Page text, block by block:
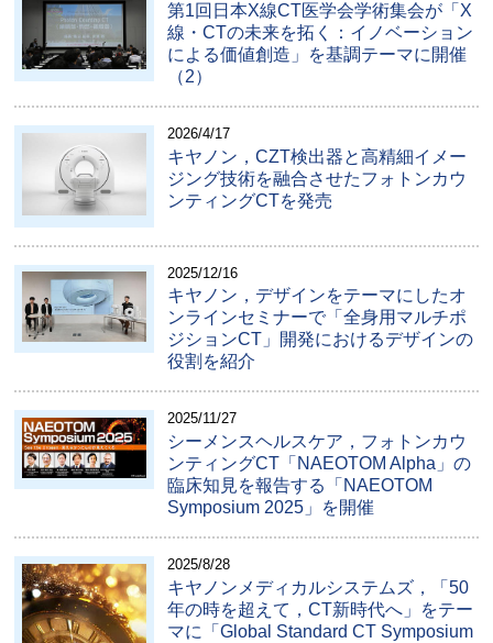
第1回日本X線CT医学会学術集会が「X
線・CTの未来を拓く：イノベーション
による価値創造」を基調テーマに開催
（2）
2026/4/17
キヤノン，CZT検出器と高精細イメー
ジング技術を融合させたフォトンカウ
ンティングCTを発売
2025/12/16
キヤノン，デザインをテーマにしたオ
ンラインセミナーで「全身用マルチポ
ジションCT」開発におけるデザインの
役割を紹介
2025/11/27
シーメンスヘルスケア，フォトンカウ
ンティングCT「NAEOTOM Alpha」の
臨床知見を報告する「NAEOTOM
Symposium 2025」を開催
2025/8/28
キヤノンメディカルシステムズ，「50
年の時を超えて，CT新時代へ」をテー
マに「Global Standard CT Symposium